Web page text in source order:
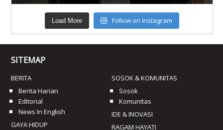
Load More Follow on Instagram
SITEMAP
BERITA
Berita Harian
Editorial
News In English
GAYA HIDUP
SOSOK & KOMUNITAS
Sosok
Komunitas
IDE & INOVASI
RAGAM HAYATI